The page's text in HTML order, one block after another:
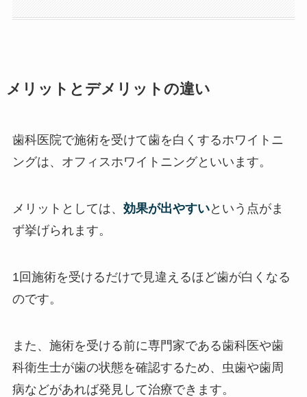
メリットとデメリットの違い
歯科医院で施術を受けて歯を白くするホワイトニ
ングは、オフィスホワイトニングといいます。
メリットとしては、 効果が出やすいという点がま
ず挙げられます。
1回施術を受けるだけで見違えるほど歯が白くなる
のです。
また、施術を受ける前に専門家である歯科医や歯
科衛生士が歯の状態を確認するため、虫歯や歯周
病などがあれば発見して治療できます。